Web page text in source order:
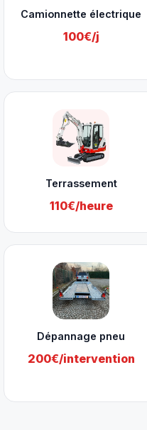
Camionnette électrique
100€/j
Terrassement
110€/heure
Dépannage pneu
200€/intervention